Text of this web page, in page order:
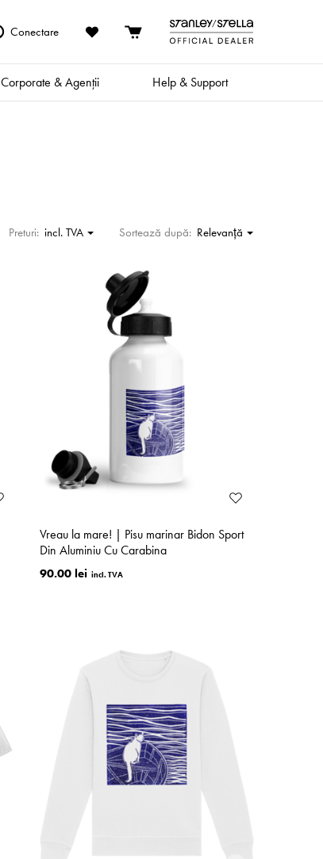
Conectare
Corporate & Agenții Help & Support
Preturi: incl. TVA Sortează după: Relevanţă
Vreau la mare! | Pisu marinar Bidon Sport
Din Aluminiu Cu Carabina
90.00 lei